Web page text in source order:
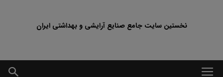
نخستین سایت جامع صنایع آرایشی و بهداشتی ایران